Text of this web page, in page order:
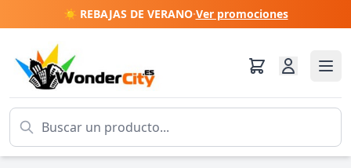
☀️ REBAJAS DE VERANO·Ver promociones